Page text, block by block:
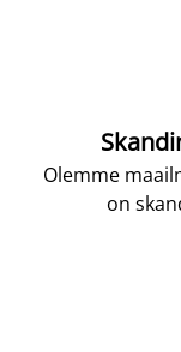
Olemme
on